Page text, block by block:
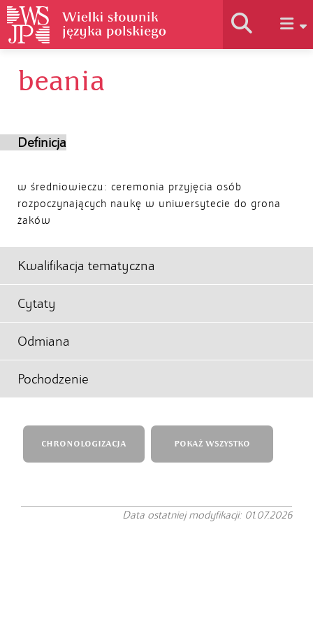
beania
Definicja
w średniowieczu: ceremonia przyjęcia osób
rozpoczynających naukę w uniwersytecie do grona
żaków
Kwalifikacja tematyczna
Cytaty
Odmiana
Pochodzenie
CHRONOLOGIZACJA POKAŻ WSZYSTKO
Data ostatniej modyfikacji: 01.07.2026